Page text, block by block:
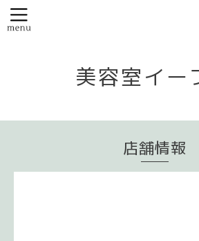
美容室イー
店舗情報